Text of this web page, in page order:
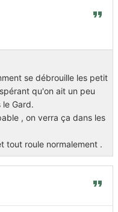
se débrouille les petit
qu'on ait un peu
Gard.
, on verra ça dans les
tout roule normalement .